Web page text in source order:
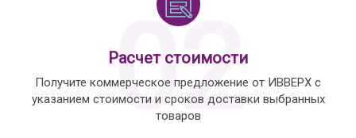
02
Расчет стоимости
Получите коммерческое предложение от ИВВЕРХ с
указанием стоимости и сроков доставки выбранных
товаров